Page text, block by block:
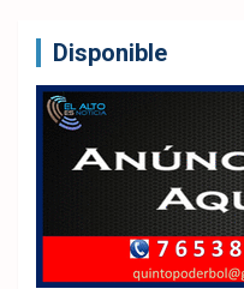
Disponible